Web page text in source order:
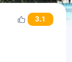
3.1